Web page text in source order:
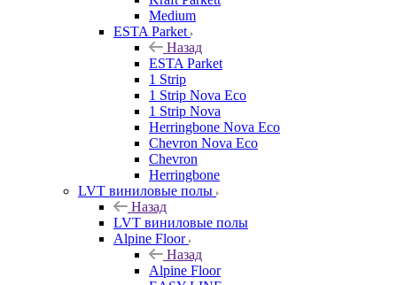
Medium
ESTA Parket
Назад
ESTA Parket
1 Strip
1 Strip Nova Eco
1 Strip Nova
Herringbone Nova Eco
Chevron Nova Eco
Chevron
Herringbone
LVT виниловые полы
Назад
LVT виниловые полы
Alpine Floor
Назад
Alpine Floor